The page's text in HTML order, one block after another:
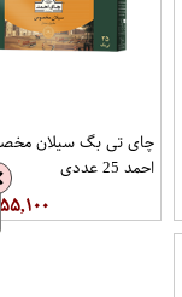
چای تی بگ سیلان
احمد 25 عددی
۳۵۵,۱۰۰